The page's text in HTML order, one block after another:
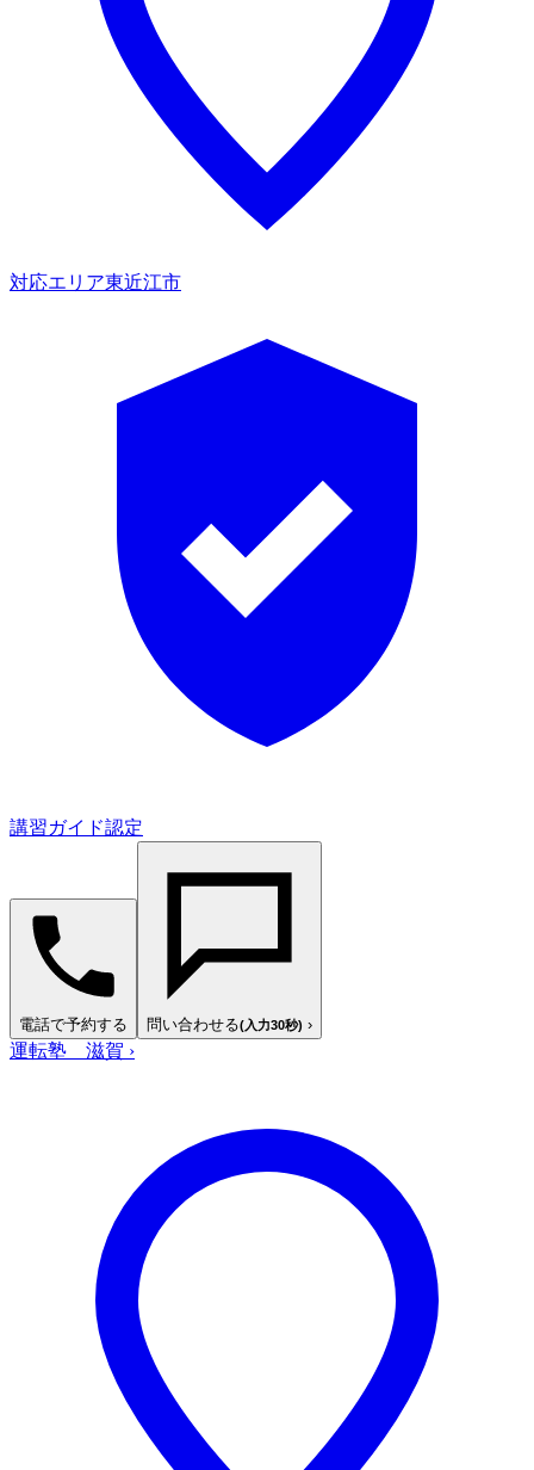
対応エリア東近江市
講習ガイド認定
電話で予約する 問い合わせる(入力30秒) ›
運転塾 滋賀 ›